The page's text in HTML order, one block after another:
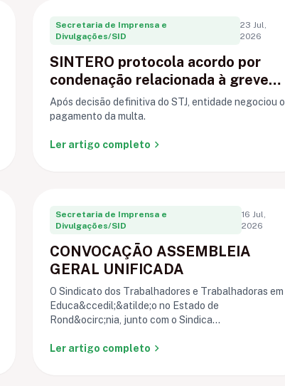
Secretaria de Imprensa e
Divulgações/SID
23 Jul,
2026
SINTERO protocola acordo por
condenação relacionada à greve
de Ariquemes
Após decisão definitiva do STJ, entidade negociou o
pagamento da multa.
Ler artigo completo chevron_right
Secretaria de Imprensa e
Divulgações/SID
16 Jul,
2026
CONVOCAÇÃO ASSEMBLEIA
GERAL UNIFICADA
O Sindicato dos Trabalhadores e Trabalhadoras em
Educa&ccedil;&atilde;o no Estado de
Rond&ocirc;nia, junto com o Sindica...
Ler artigo completo chevron_right